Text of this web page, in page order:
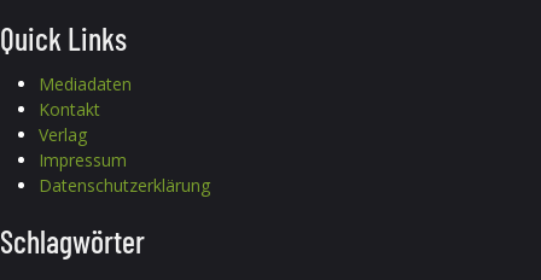
Quick Links
Mediadaten
Kontakt
Verlag
Impressum
Datenschutzerklärung
Schlagwörter